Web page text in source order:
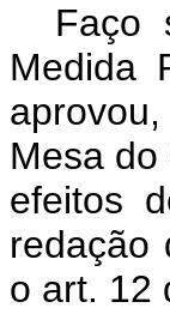
Faço
Medida
Mesa
efeitos
redação
o art. 12